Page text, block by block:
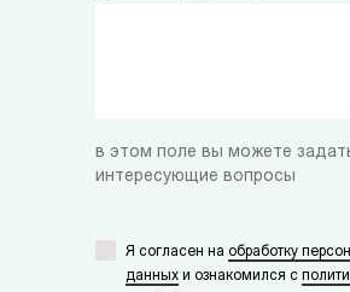
в этом поле вы можете
интересующие вопросы
Я согласен на обработку
данных и ознакомился с